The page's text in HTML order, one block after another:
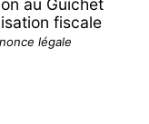
au Guichet
fiscale
légale